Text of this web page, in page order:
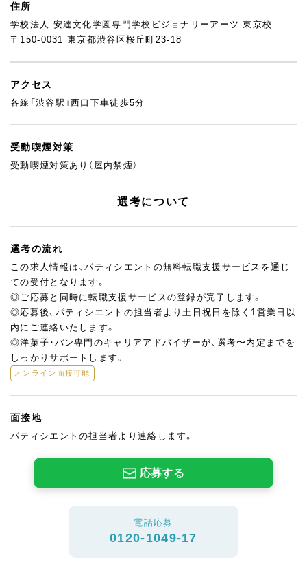
住所
学校法人 安達文化学園専門学校ビジョナリーアーツ 東京校
〒150-0031 東京都渋谷区桜丘町23-18
アクセス
各線「渋谷駅」西口下車徒歩5分
受動喫煙対策
受動喫煙対策あり（屋内禁煙）
選考について
選考の流れ
この求人情報は、パティシエントの無料転職支援サービスを通じ
ての受付となります。
◎ご応募と同時に転職支援サービスの登録が完了します。
◎応募後、パティシエントの担当者より土日祝日を除く1営業日以
内にご連絡いたします。
◎洋菓子・パン専門のキャリアアドバイザーが、選考〜内定までを
しっかりサポートします。
オンライン面接可能
面接地
パティシエントの担当者より連絡します。
応募する
電話応募
0120-1049-17